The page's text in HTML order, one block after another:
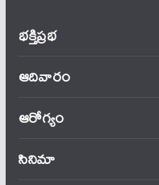
భక్తిప్రభ
ఆదివారం
ఆరోగ్యం
సినిమా